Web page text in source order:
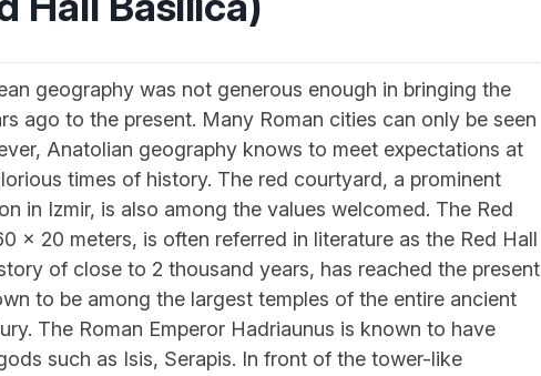
geography was not generous enough in bringing the
ago to the present. Many Roman cities can only be seen
Anatolian geography knows to meet expectations at
times of history. The red courtyard, a prominent
in Izmir, is also among the values welcomed. The Red
x 20 meters, is often referred in literature as the Red Hall
of close to 2 thousand years, has reached the present
to be among the largest temples of the entire ancient
The Roman Emperor Hadriaunus is known to have
such as Isis, Serapis. In front of the tower-like